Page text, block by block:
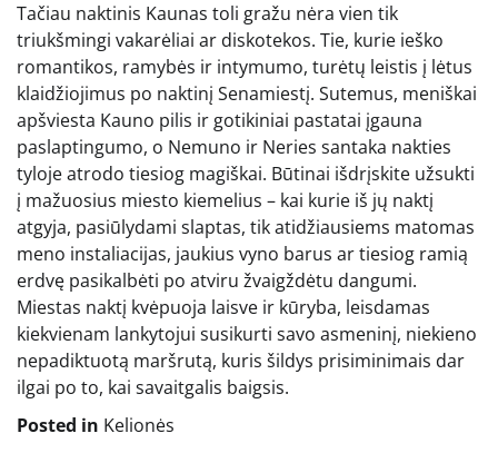
Tačiau naktinis Kaunas toli gražu nėra vien tik
triukšmingi vakarėliai ar diskotekos. Tie, kurie ieško
romantikos, ramybės ir intymumo, turėtų leistis į lėtus
klaidžiojimus po naktinį Senamiestį. Sutemus, meniškai
apšviesta Kauno pilis ir gotikiniai pastatai įgauna
paslaptingumo, o Nemuno ir Neries santaka nakties
tyloje atrodo tiesiog magiškai. Būtinai išdrįskite užsukti
į mažuosius miesto kiemelius – kai kurie iš jų naktį
atgyja, pasiūlydami slaptas, tik atidžiausiems matomas
meno instaliacijas, jaukius vyno barus ar tiesiog ramią
erdvę pasikalbėti po atviru žvaigždėtu dangumi.
Miestas naktį kvėpuoja laisve ir kūryba, leisdamas
kiekvienam lankytojui susikurti savo asmeninį, niekieno
nepadiktuotą maršrutą, kuris šildys prisiminimais dar
ilgai po to, kai savaitgalis baigsis.
Posted in Kelionės